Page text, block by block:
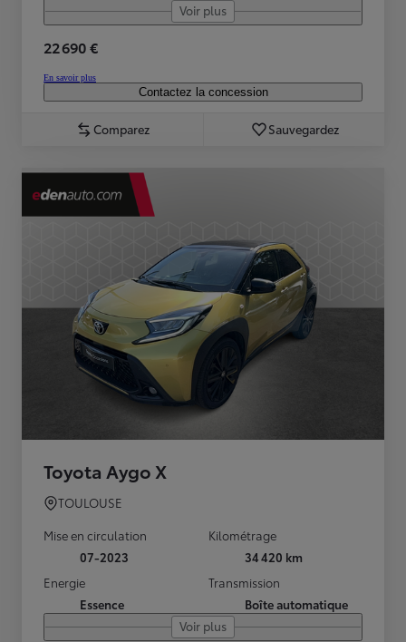
Voir plus
22 690 €
En savoir plus
Contactez la concession
Comparez Sauvegardez
Toyota Aygo X
TOULOUSE
Mise en circulation
07-2023
Kilométrage
34 420 km
Energie
Essence
Transmission
Boîte automatique
Voir plus